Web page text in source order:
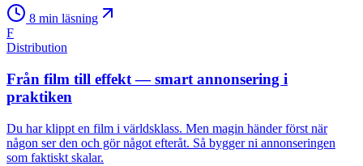
8 min läsning
F
Distribution
Från film till effekt — smart annonsering i
praktiken
Du har klippt en film i världsklass. Men magin händer först när
någon ser den och gör något efteråt. Så bygger ni annonseringen
som faktiskt skalar.